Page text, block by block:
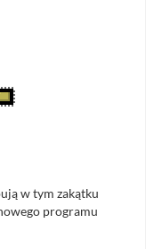
w tym zakątku
programu